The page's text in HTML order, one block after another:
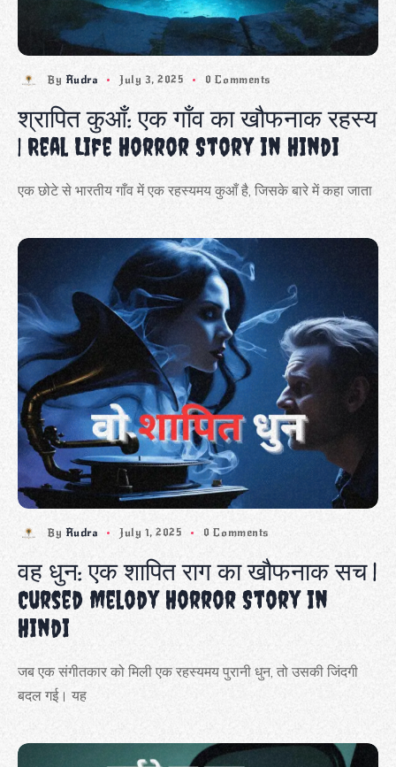
By Rudra July 3, 2025 0 Comments
श्रापित कुआँ: एक गाँव का खौफनाक रहस्य
| Real Life Horror Story in Hindi
एक छोटे से भारतीय गाँव में एक रहस्यमय कुआँ है, जिसके बारे में कहा जाता
By Rudra July 1, 2025 0 Comments
वह धुन: एक शापित राग का खौफनाक सच |
Cursed Melody Horror Story in
Hindi
जब एक संगीतकार को मिली एक रहस्यमय पुरानी धुन, तो उसकी जिंदगी
बदल गई। यह